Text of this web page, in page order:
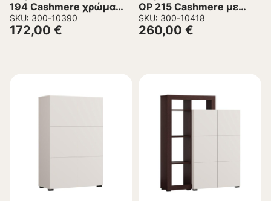
194 Cashmere χρώμα
77x35x194εκ
SKU: 300-10390
172,00 €
OP 215 Cashmere με
Dark Tailor Oak χρώμα
116x35x215εκ
SKU: 300-10418
260,00 €